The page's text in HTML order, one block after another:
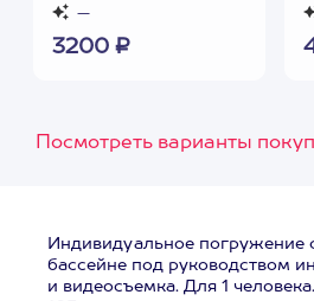
—
3200 ₽
Посмотреть варианты
Индивидуальное погружение
бассейне под руководством
и видеосъемка. Для 1